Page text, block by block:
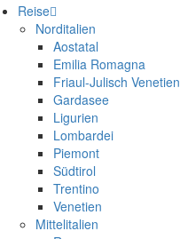
Reise
Norditalien
Aostatal
Emilia Romagna
Friaul-Julisch Venetien
Gardasee
Ligurien
Lombardei
Piemont
Südtirol
Trentino
Venetien
Mittelitalien